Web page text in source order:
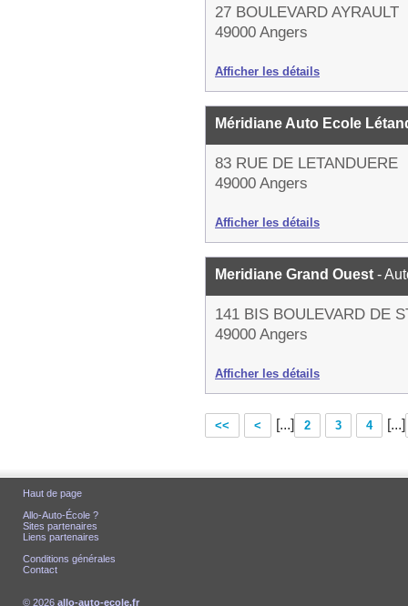
27 BOULEVARD AYRAULT
49000 Angers
Afficher les détails
Méridiane Auto Ecole
83 RUE DE LETANDUERE
49000 Angers
Afficher les détails
Meridiane Grand Ouest -
141 BIS BOULEVARD DE
49000 Angers
Afficher les détails
<< < [...] 2 3 4 [...]
Haut de page
Allo-Auto-École ?
Sites partenaires
Liens partenaires
Conditions générales
Contact
© 2026 allo-auto-ecole.fr